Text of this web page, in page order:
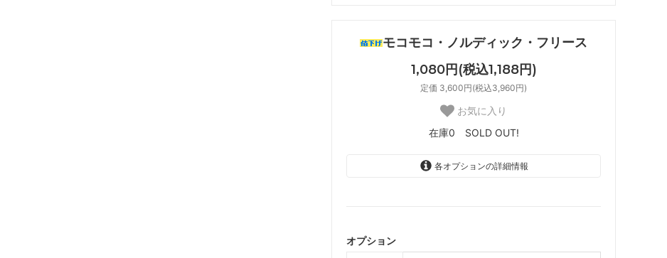
モコモコ・ノルディック・フリース
1,080円(税込1,188円)
定価 3,600円(税込3,960円)
お気に入り
在庫0 SOLD OUT!
各オプションの詳細情報
オプション